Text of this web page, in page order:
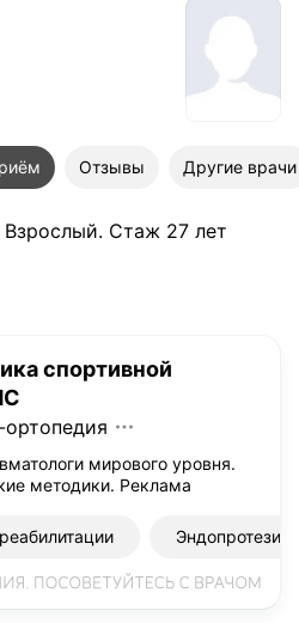
Отзывы Другие врачи
Взрослый. Стаж 27 лет
спортивной
ортопедия
мирового уровня.
методики. Реклама